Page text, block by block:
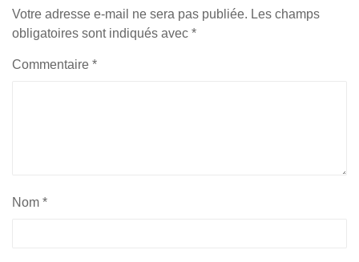
Votre adresse e-mail ne sera pas publiée. Les champs
obligatoires sont indiqués avec *
Commentaire *
Nom *